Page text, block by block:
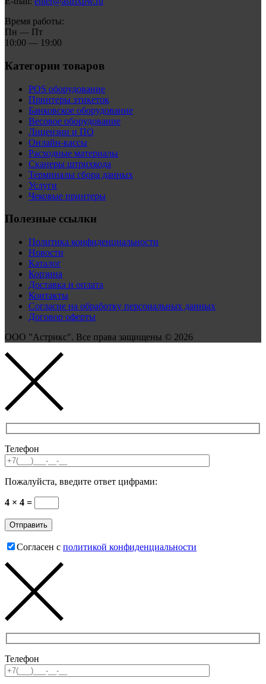
Время работы:
Пн — Пт
10:00 — 19:00
Категории товаров
POS оборудование
Принтеры этикеток
Банковское оборудование
Весовое оборудование
Лицензии и ПО
Онлайн-кассы
Расходные материалы
Сканеры штрихкода
Терминалы сбора данных
Услуги
Чековые принтеры
Полезные ссылки
Политика конфиденциальности
Новости
Каталог
Корзина
Доставка и оплата
Контакты
Согласие на обработку персональных данных
Договор оферты
ООО "Астрикс". Все права защищены © 2026
Телефон
Пожалуйста, введите ответ цифрами:
4 × 4 =
Согласен с политикой конфиденциальности
Телефон